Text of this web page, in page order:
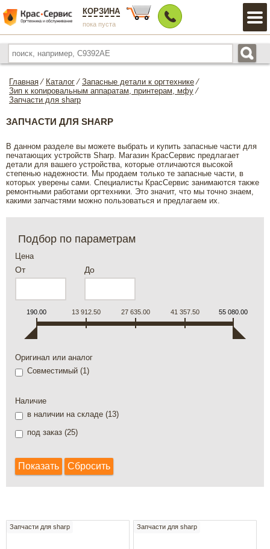
КОРЗИНА
пока пуста
Главная ⁄ Каталог ⁄ Запасные детали к оргтехнике ⁄
Зип к копировальным аппаратам, принтерам, мфу ⁄
Запчасти для sharp
ЗАПЧАСТИ ДЛЯ SHARP
В данном разделе вы можете выбрать и купить запасные части для
печатающих устройств Sharp. Магазин КрасСервис предлагает
детали для вашего устройства, которые отличаются высокой
степенью надежности. Мы продаем только те запасные части, в
которых уверены сами. Специалисты КрасСервис занимаются также
ремонтными работами оргтехники. Это значит, что мы точно знаем,
какими запчастями можно пользоваться и предлагаем их.
Подбор по параметрам
Цена
От До
190.00 13 912.50 27 635.00 41 357.50 55 080.00
Оригинал или аналог
Совместимый (1)
Наличие
в наличии на складе (13)
под заказ (25)
Запчасти для sharp Запчасти для sharp